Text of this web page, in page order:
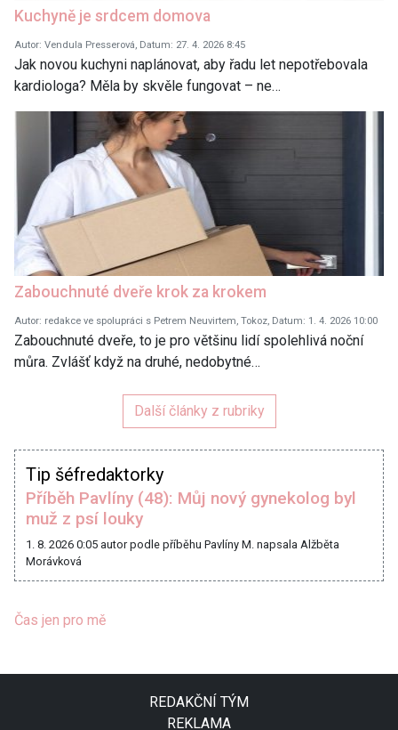
Kuchyně je srdcem domova
Autor: Vendula Presserová, Datum: 27. 4. 2026 8:45
Jak novou kuchyni naplánovat, aby řadu let nepotřebovala
kardiologa? Měla by skvěle fungovat – ne…
Zabouchnuté dveře krok za krokem
Autor: redakce ve spolupráci s Petrem Neuvirtem, Tokoz, Datum: 1. 4. 2026 10:00
Zabouchnuté dveře, to je pro většinu lidí spolehlivá noční
můra. Zvlášť když na druhé, nedobytné…
Další články z rubriky
Tip šéfredaktorky
Příběh Pavlíny (48): Můj nový gynekolog byl
muž z psí louky
1. 8. 2026 0:05 autor podle příběhu Pavlíny M. napsala Alžběta
Morávková
Čas jen pro mě
REDAKČNÍ TÝM
REKLAMA